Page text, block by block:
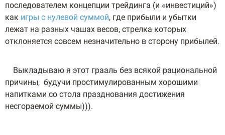
последователем концепции трейдинга (и «инвестиций»)
как игры с нулевой суммой, где прибыли и убытки
лежат на разных чашах весов, стрелка которых
отклоняется совсем незначительно в сторону прибылей.
Выкладываю я этот грааль без всякой рациональной
причины, будучи простимулированным хорошими
напитками со стола празднования достижения
несгораемой суммы))).